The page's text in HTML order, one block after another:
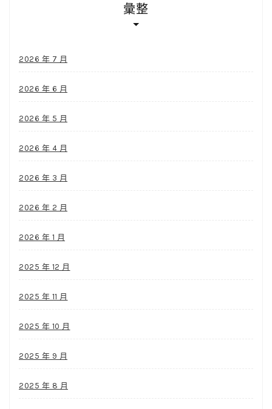
彙整
2026 年 7 月
2026 年 6 月
2026 年 5 月
2026 年 4 月
2026 年 3 月
2026 年 2 月
2026 年 1 月
2025 年 12 月
2025 年 11 月
2025 年 10 月
2025 年 9 月
2025 年 8 月